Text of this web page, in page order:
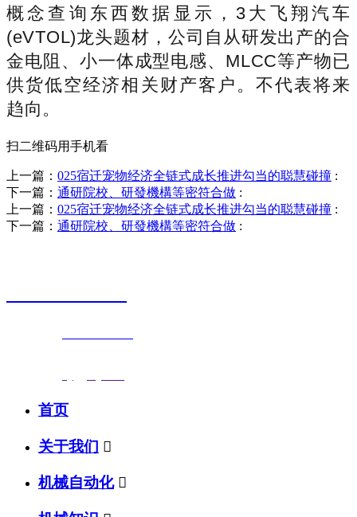
概念查询东西数据显示，3大飞翔汽车
(eVTOL)龙头题材，公司自从研发出产的合
金电阻、小一体成型电感、MLCC等产物已
供货低空经济相关财产客户。不代表将来
趋向。
扫二维码用手机看
上一篇： 025宿迁宠物经济全链式成长推进勾当的聪慧碰撞 :
下一篇： 通研院校、研發機構等密符合做 :
上一篇： 025宿迁宠物经济全链式成长推进勾当的聪慧碰撞 :
下一篇： 通研院校、研發機構等密符合做 :
首页
关于我们 
机械自动化 